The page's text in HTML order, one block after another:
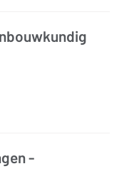
-